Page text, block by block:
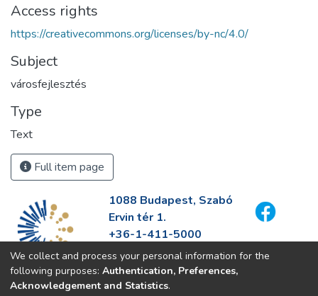
Access rights
https://creativecommons.org/licenses/by-nc/4.0/
Subject
városfejlesztés
Type
Text
Full item page
1088 Budapest, Szabó
Ervin tér 1.
+36-1-411-5000
info@fszek.hu
https://fszek.hu
We collect and process your personal information for the
following purposes: Authentication, Preferences,
Acknowledgement and Statistics.